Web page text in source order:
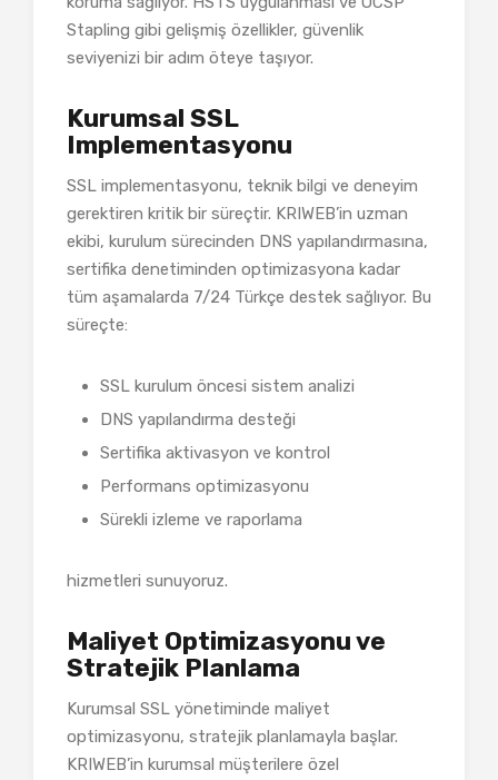
Stapling gibi gelişmiş özellikler, güvenlik
seviyenizi bir adım öteye taşıyor.
Kurumsal SSL
Implementasyonu
SSL implementasyonu, teknik bilgi ve deneyim
gerektiren kritik bir süreçtir. KRIWEB’in uzman
ekibi, kurulum sürecinden DNS yapılandırmasına,
sertifika denetiminden optimizasyona kadar
tüm aşamalarda 7/24 Türkçe destek sağlıyor. Bu
süreçte:
SSL kurulum öncesi sistem analizi
DNS yapılandırma desteği
Sertifika aktivasyon ve kontrol
Performans optimizasyonu
Sürekli izleme ve raporlama
hizmetleri sunuyoruz.
Maliyet Optimizasyonu ve
Stratejik Planlama
Kurumsal SSL yönetiminde maliyet
optimizasyonu, stratejik planlamayla başlar.
KRIWEB’in kurumsal müşterilere özel